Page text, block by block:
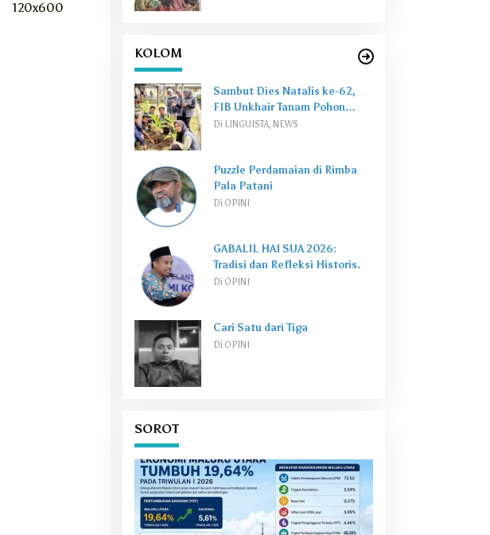
KOLOM
Sambut Dies Natalis ke-62,
FIB Unkhair Tanam Pohon
PerkuatGreen Campus
Di LINGUISTA, NEWS
Puzzle Perdamaian di Rimba
Pala Patani
Di OPINI
GABALIL HAI SUA 2026:
Tradisi dan Refleksi Historis.
Di OPINI
Cari Satu dari Tiga
Di OPINI
SOROT